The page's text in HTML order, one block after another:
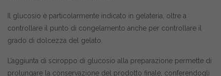
Il glucosio è particolarmente indicato in gelateria, oltre a
controllare il punto di congelamento anche per controllare il
grado di dolcezza del gelato.
L’aggiunta di sciroppo di glucosio alla preparazione permette di
prolungare la conservazione del prodotto finale, conferendogli